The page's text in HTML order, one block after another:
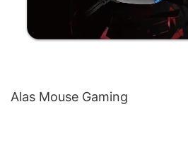
Alas Mouse Gaming